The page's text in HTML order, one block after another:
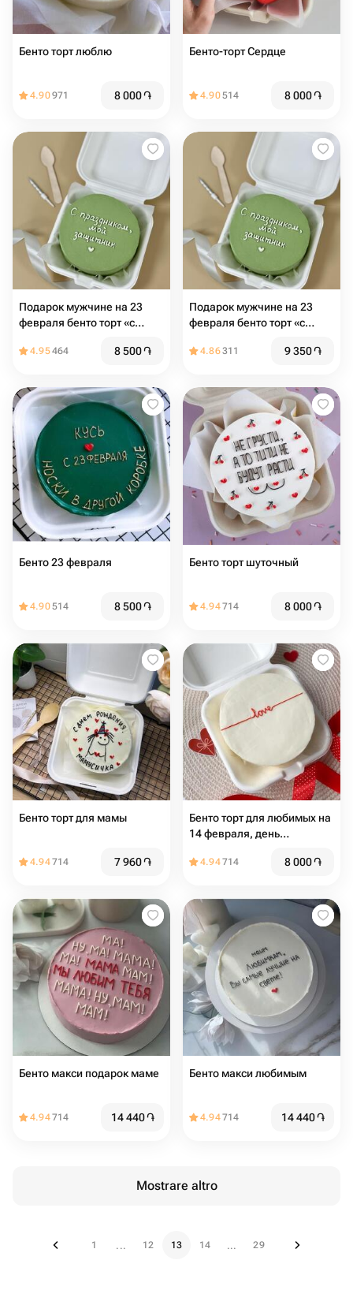
Бенто торт люблю
4.90971 8 000֏
Бенто-торт Сердце
4.90514 8 000֏
Подарок мужчине на 23
февраля бенто торт «с
защитник»
4.95464 8 500֏
Подарок мужчине на 23
февраля бенто торт «с
защитник»
4.86311 9 350֏
Бенто 23 февраля️
4.90514 8 500֏
Бенто торт шуточный
4.94714 8 000֏
Бенто торт для мамы
4.94714 7 960֏
Бенто торт для любимых на
14 февраля, день
4.94714 8 000֏
Бенто макси подарок маме
4.94714 14 440֏
Бенто макси любимым
4.94714 14 440֏
Mostrare altro
1 ... 12 13 14 ... 29